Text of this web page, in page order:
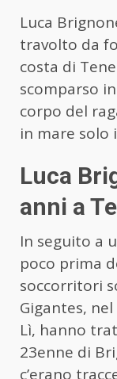
Luca
travolto da
costa di
scomparso
corpo del
in mare solo
Luca
anni a
In seguito a
poco prima
soccorritori
Gigantes,
Lì, hanno
23enne di
c’erano